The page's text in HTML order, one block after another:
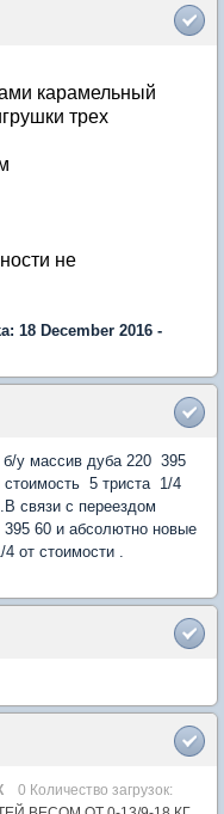
карамельный
трех
не
18 December 2016 -
б/у массив дуба 220 395
5 триста 1/4
связи с переездом
60 и абсолютно новые
от стоимости .
0 Количество загрузок: